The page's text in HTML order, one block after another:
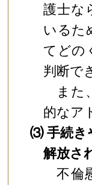
護士な
いるた
てどの
判断で
また
的なア
⑶ 手続き
解放さ
不倫